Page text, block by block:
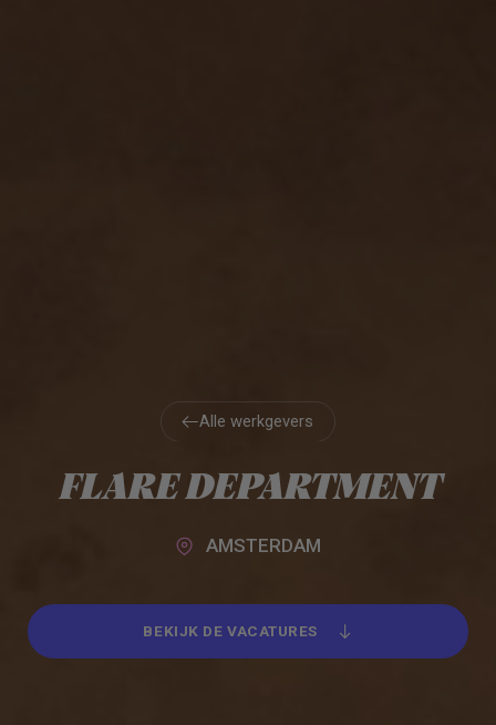
Alle werkgevers
FLARE DEPARTMENT
AMSTERDAM
BEKIJK DE VACATURES